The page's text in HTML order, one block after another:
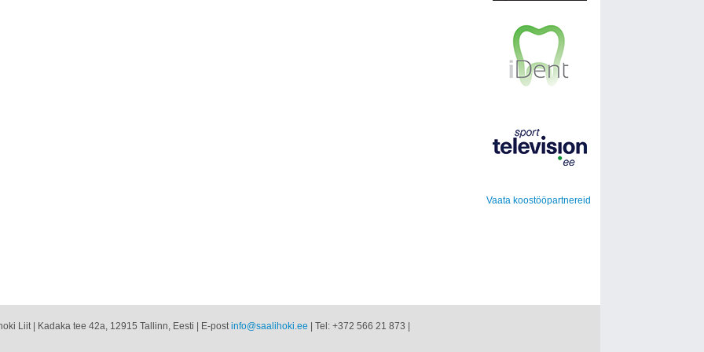
Vaata koostööpartnereid
Liit | Kadaka tee 42a, 12915 Tallinn, Eesti | E-postinfo@saalihoki.ee | Tel: +372 566 21 873 |